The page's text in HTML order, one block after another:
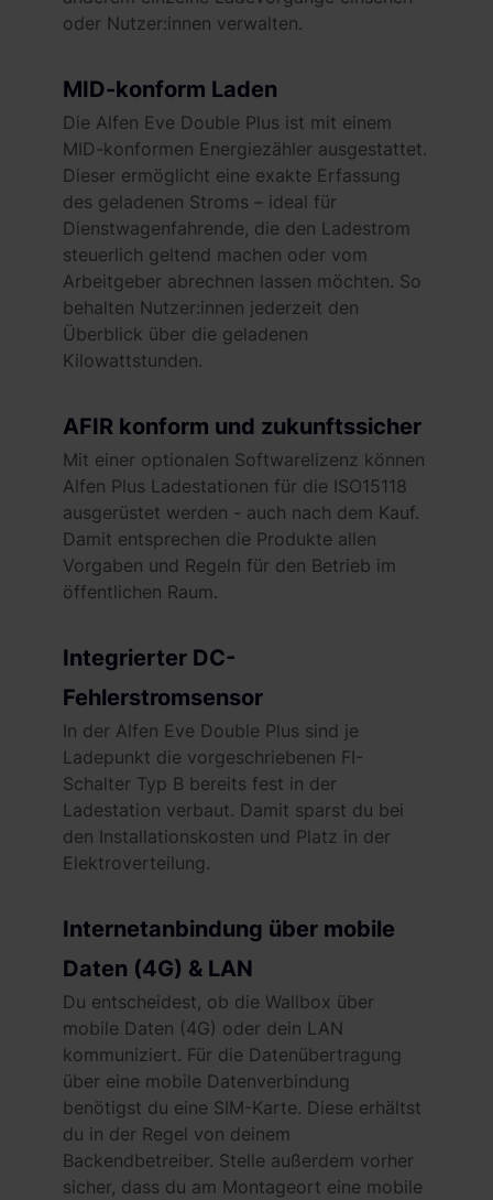
oder Nutzer:innen verwalten.
MID-konform Laden
Die Alfen Eve Double Plus ist mit einem
MID-konformen Energiezähler ausgestattet.
Dieser ermöglicht eine exakte Erfassung
des geladenen Stroms – ideal für
Dienstwagenfahrende, die den Ladestrom
steuerlich geltend machen oder vom
Arbeitgeber abrechnen lassen möchten. So
behalten Nutzer:innen jederzeit den
Überblick über die geladenen
Kilowattstunden.
AFIR konform und zukunftssicher
Mit einer optionalen Softwarelizenz können
Alfen Plus Ladestationen für die ISO15118
ausgerüstet werden - auch nach dem Kauf.
Damit entsprechen die Produkte allen
Vorgaben und Regeln für den Betrieb im
öffentlichen Raum.
Integrierter DC-
Fehlerstromsensor
In der Alfen Eve Double Plus sind je
Ladepunkt die vorgeschriebenen FI-
Schalter Typ B bereits fest in der
Ladestation verbaut. Damit sparst du bei
den Installationskosten und Platz in der
Elektroverteilung.
Internetanbindung über mobile
Daten (4G) & LAN
Du entscheidest, ob die Wallbox über
mobile Daten (4G) oder dein LAN
kommuniziert. Für die Datenübertragung
über eine mobile Datenverbindung
benötigst du eine SIM-Karte. Diese erhältst
du in der Regel von deinem
Backendbetreiber. Stelle außerdem vorher
sicher, dass du am Montageort eine mobile